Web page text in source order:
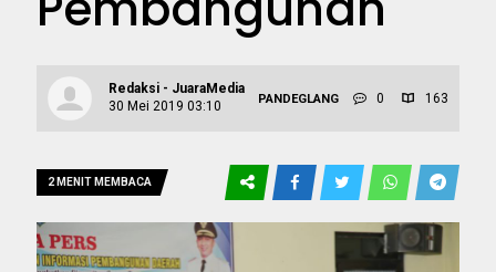
Redaksi - JuaraMedia
30 Mei 2019 03:10
PANDEGLANG 0 163
2 MENIT MEMBACA